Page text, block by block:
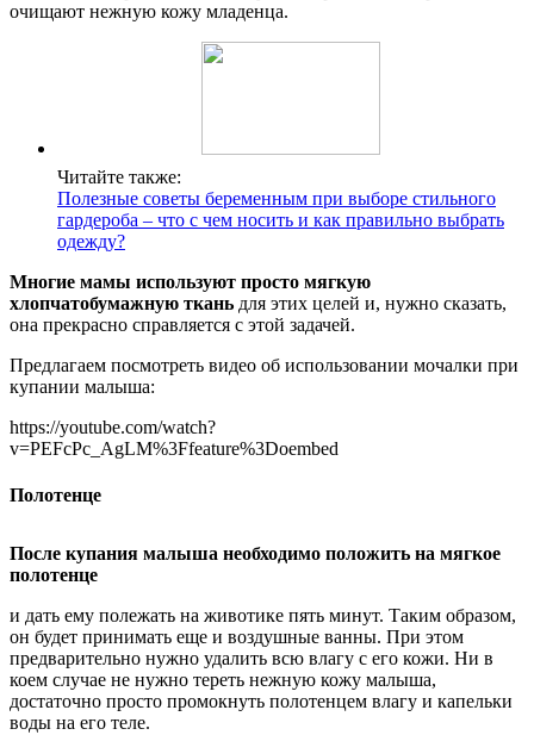
очищают нежную кожу младенца.
Читайте также:
Полезные советы беременным при выборе стильного
гардероба – что с чем носить и как правильно выбрать
одежду?
Многие мамы используют просто мягкую
хлопчатобумажную ткань для этих целей и, нужно сказать,
она прекрасно справляется с этой задачей.
Предлагаем посмотреть видео об использовании мочалки при
купании малыша:
https://youtube.com/watch?
v=PEFcPc_AgLM%3Ffeature%3Doembed
Полотенце
После купания малыша необходимо положить на мягкое
полотенце
и дать ему полежать на животике пять минут. Таким образом,
он будет принимать еще и воздушные ванны. При этом
предварительно нужно удалить всю влагу с его кожи. Ни в
коем случае не нужно тереть нежную кожу малыша,
достаточно просто промокнуть полотенцем влагу и капельки
воды на его теле.